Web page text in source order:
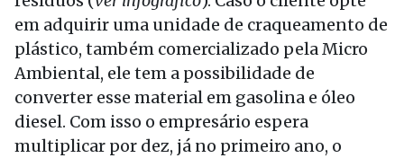
em adquirir uma unidade de craqueamento de
plástico, também comercializado pela Micro
Ambiental, ele tem a possibilidade de
converter esse material em gasolina e óleo
diesel. Com isso o empresário espera
multiplicar por dez, já no primeiro ano, o